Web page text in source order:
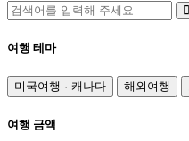
여행 테마
미국여행 · 캐나다 해외여행
여행 금액